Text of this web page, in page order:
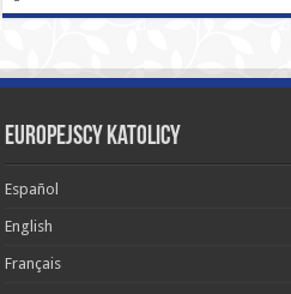
Europejscy katolicy
Español
English
Français